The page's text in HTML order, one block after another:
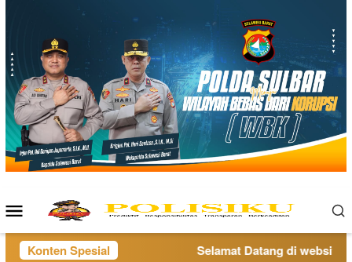
Menu
Mobile
Konten Spesial Selamat Datang di website